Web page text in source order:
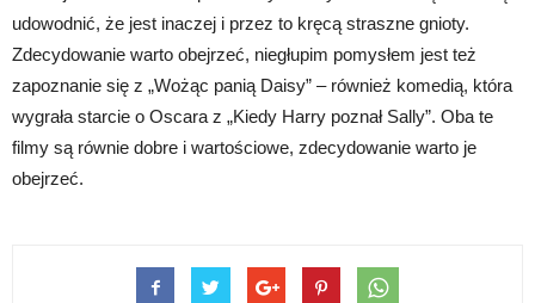
udowodnić, że jest inaczej i przez to kręcą straszne gnioty.
Zdecydowanie warto obejrzeć, niegłupim pomysłem jest też
zapoznanie się z „Wożąc panią Daisy” – również komedią, która
wygrała starcie o Oscara z „Kiedy Harry poznał Sally”. Oba te
filmy są równie dobre i wartościowe, zdecydowanie warto je
obejrzeć.